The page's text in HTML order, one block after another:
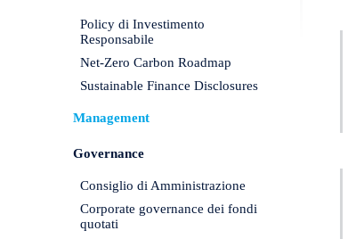
Policy di Investimento
Responsabile
Net-Zero Carbon Roadmap
Sustainable Finance Disclosures
Management
Governance
Consiglio di Amministrazione
Corporate governance dei fondi
quotati